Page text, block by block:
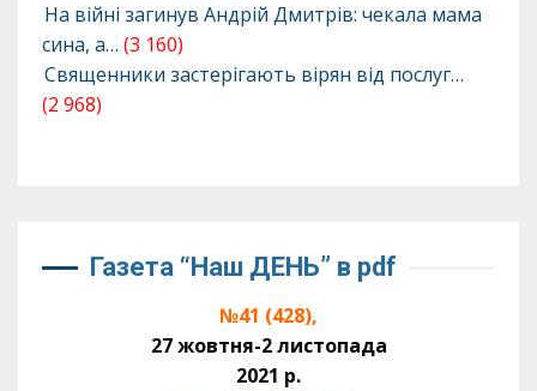
На війні загинув Андрій Дмитрів: чекала мама
сина, а… (3 160)
Священники застерігають вірян від послуг…
(2 968)
Газета “Наш ДЕНЬ” в pdf
№41 (428),
27 жовтня-2 листопада
2021 р.